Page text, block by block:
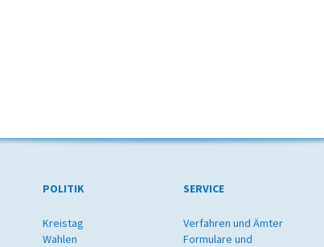
POLITIK
Kreistag
Wahlen
SERVICE
Verfahren und Ämter
Formulare und